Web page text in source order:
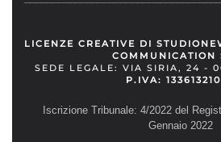
LICENZE CREATIVE DI
COMMUNICATION
SEDE LEGALE: VIA SIRIA, 24 -
P.IVA:
Iscrizione Tribunale: 4/2022 del
Gennaio 2022